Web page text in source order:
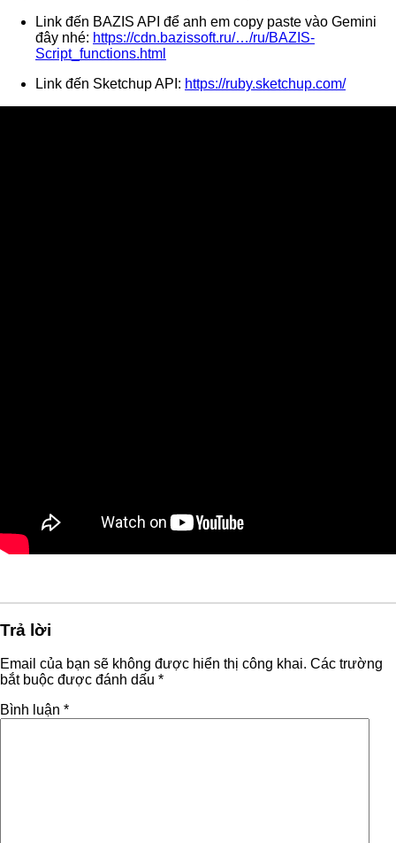
Link đến BAZIS API để anh em copy paste vào Gemini
đây nhé: https://cdn.bazissoft.ru/…/ru/BAZIS-
Script_functions.html
Link đến Sketchup API: https://ruby.sketchup.com/
Trả lời
Email của bạn sẽ không được hiển thị công khai. Các trường
bắt buộc được đánh dấu *
Bình luận *